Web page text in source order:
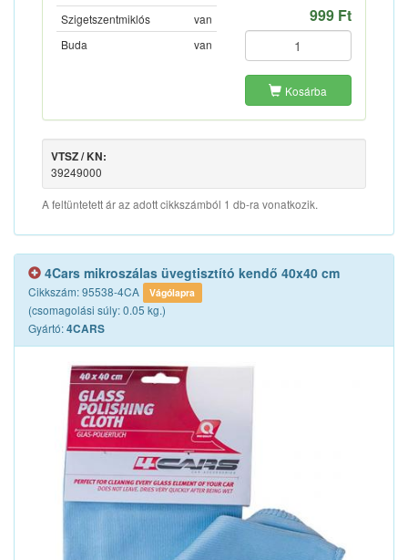
Szigetszentmiklós
van
Buda
van
999 Ft
Kosárba
VTSZ / KN:
39249000
A feltüntetett ár az adott cikkszámból 1 db-ra vonatkozik.
4Cars mikroszálas üvegtisztító kendő 40x40 cm
Cikkszám: 95538-4CA Vágólapra
(csomagolási súly: 0.05 kg.)
Gyártó:4CARS